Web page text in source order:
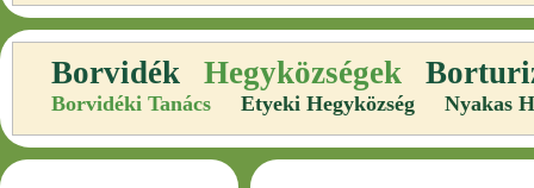
Borvidék Hegyközségek
Borvidéki Tanács Etyeki Hegyközség Nyakas